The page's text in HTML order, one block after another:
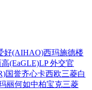
好(AIHAO)西玛施德楼
(EaGLE)LP 外交官
国誉齐心卡西欧三菱白
丽何如中柏宝克三菱